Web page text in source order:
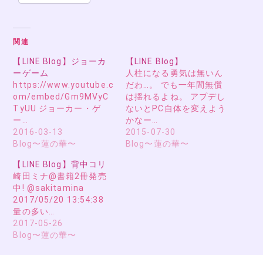
関連
【LINE Blog】ジョーカ
ーゲーム
https://www.youtube.c
om/embed/Gm9MVyC
TyUU ジョーカー・ゲ
ー…
2016-03-13
Blog〜蓮の華〜
【LINE Blog】
人柱になる勇気は無いん
だわ…。 でも一年間無償
は揺れるよね。 アプデし
ないとPC自体を変えよう
かなー…
2015-07-30
Blog〜蓮の華〜
【LINE Blog】背中コリ
崎田ミナ@書籍2冊発売
中! @sakitamina
2017/05/20 13:54:38
量の多い…
2017-05-26
Blog〜蓮の華〜